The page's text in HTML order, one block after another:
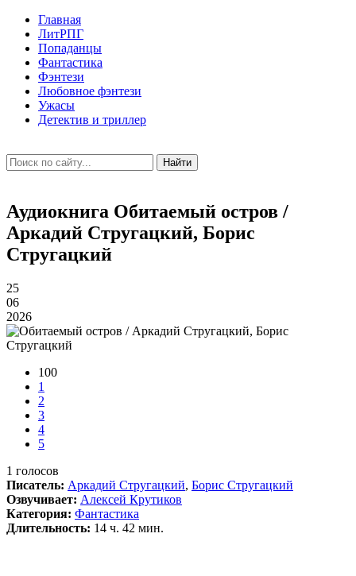
Главная
ЛитРПГ
Попаданцы
Фантастика
Фэнтези
Любовное фэнтези
Ужасы
Детектив и триллер
Найти
Аудиокнига Обитаемый остров /
Аркадий Стругацкий, Борис
Стругацкий
25
06
2026
100
1
2
3
4
5
1 голосов
Писатель: Аркадий Стругацкий, Борис Стругацкий
Озвучивает: Алексей Крутиков
Категория: Фантастика
Длительность: 14 ч. 42 мин.